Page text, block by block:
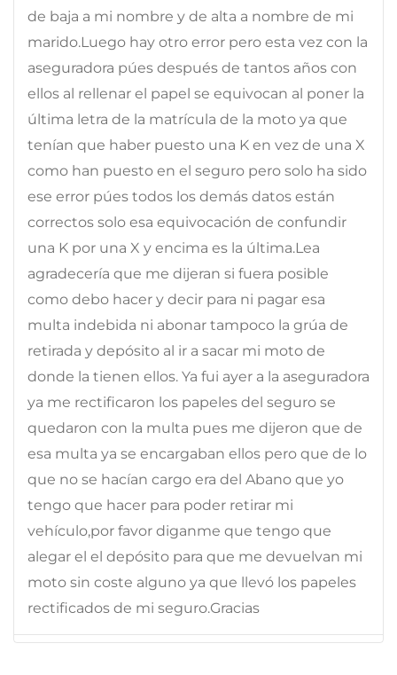
de baja a mi nombre y de alta a nombre de mi
marido.Luego hay otro error pero esta vez con la
aseguradora púes después de tantos años con
ellos al rellenar el papel se equivocan al poner la
última letra de la matrícula de la moto ya que
tenían que haber puesto una K en vez de una X
como han puesto en el seguro pero solo ha sido
ese error púes todos los demás datos están
correctos solo esa equivocación de confundir
una K por una X y encima es la última.Lea
agradecería que me dijeran si fuera posible
como debo hacer y decir para ni pagar esa
multa indebida ni abonar tampoco la grúa de
retirada y depósito al ir a sacar mi moto de
donde la tienen ellos. Ya fui ayer a la aseguradora
ya me rectificaron los papeles del seguro se
quedaron con la multa pues me dijeron que de
esa multa ya se encargaban ellos pero que de lo
que no se hacían cargo era del Abano que yo
tengo que hacer para poder retirar mi
vehículo,por favor diganme que tengo que
alegar el el depósito para que me devuelvan mi
moto sin coste alguno ya que llevó los papeles
rectificados de mi seguro.Gracias